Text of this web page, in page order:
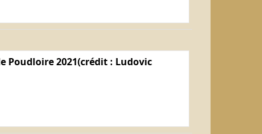
Poudloire 2021(crédit : Ludovic